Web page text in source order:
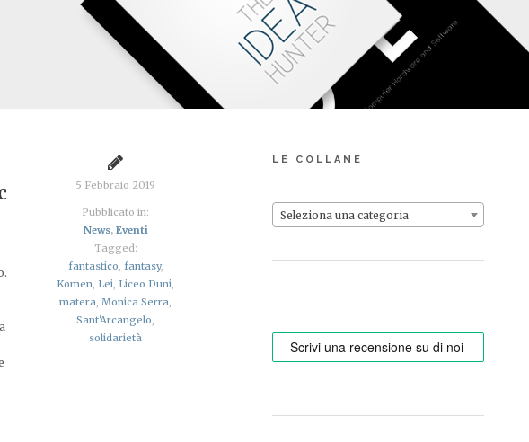
5 Febbraio 2019
Pubblicato in:
News, Eventi
Tagged:
fantastico, fantasy,
Komen, Lei, Liceo Duni,
matera,Monica Serra,
Sant'Arcangelo,
solidarietà
LE COLLANE
Seleziona una categoria